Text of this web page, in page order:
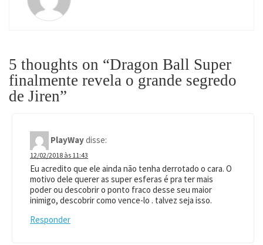
5 thoughts on “Dragon Ball Super
finalmente revela o grande segredo
de Jiren”
PlayWaydisse:
12/02/2018 às 11:43
Eu acredito que ele ainda não tenha derrotado o cara. O
motivo dele querer as super esferas é pra ter mais
poder ou descobrir o ponto fraco desse seu maior
inimigo, descobrir como vence-lo . talvez seja isso.
Responder